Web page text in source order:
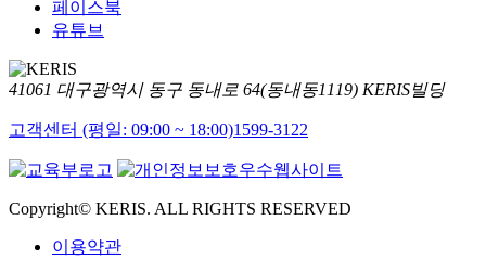
페이스북
유튜브
41061 대구광역시 동구 동내로 64(동내동1119) KERIS빌딩
고객센터 (평일: 09:00 ~ 18:00)1599-3122
Copyright© KERIS. ALL RIGHTS RESERVED
이용약관